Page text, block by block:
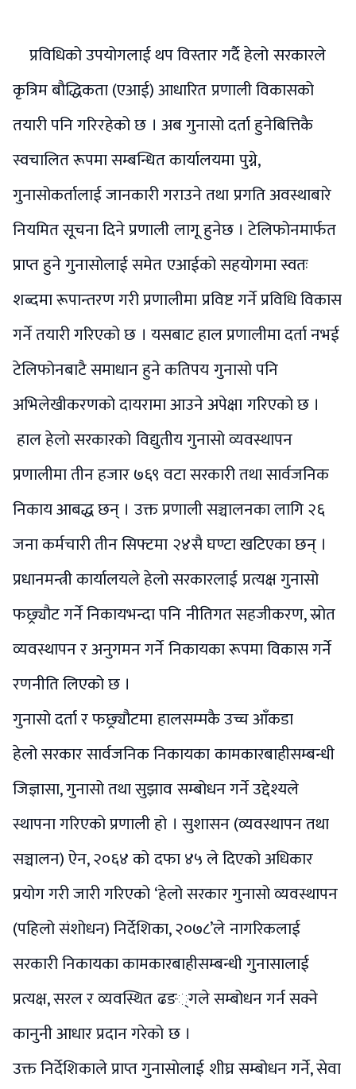
प्रविधिको उपयोगलाई थप विस्तार गर्दै हेलो सरकारले
कृत्रिम बौद्धिकता (एआई) आधारित प्रणाली विकासको
तयारी पनि गरिरहेको छ । अब गुनासो दर्ता हुनेबित्तिकै
स्वचालित रूपमा सम्बन्धित कार्यालयमा पुग्ने,
गुनासोकर्तालाई जानकारी गराउने तथा प्रगति अवस्थाबारे
नियमित सूचना दिने प्रणाली लागू हुनेछ । टेलिफोनमार्फत
प्राप्त हुने गुनासोलाई समेत एआईको सहयोगमा स्वतः
शब्दमा रूपान्तरण गरी प्रणालीमा प्रविष्ट गर्ने प्रविधि विकास
गर्ने तयारी गरिएको छ । यसबाट हाल प्रणालीमा दर्ता नभई
टेलिफोनबाटै समाधान हुने कतिपय गुनासो पनि
अभिलेखीकरणको दायरामा आउने अपेक्षा गरिएको छ ।
हाल हेलो सरकारको विद्युतीय गुनासो व्यवस्थापन
प्रणालीमा तीन हजार ७६९ वटा सरकारी तथा सार्वजनिक
निकाय आबद्ध छन् । उक्त प्रणाली सञ्चालनका लागि २६
जना कर्मचारी तीन सिफ्टमा २४सै घण्टा खटिएका छन् ।
प्रधानमन्त्री कार्यालयले हेलो सरकारलाई प्रत्यक्ष गुनासो
फछ्र्यौट गर्ने निकायभन्दा पनि नीतिगत सहजीकरण, स्रोत
व्यवस्थापन र अनुगमन गर्ने निकायका रूपमा विकास गर्ने
रणनीति लिएको छ ।
गुनासो दर्ता र फछ्र्यौटमा हालसम्मकै उच्च आँकडा
हेलो सरकार सार्वजनिक निकायका कामकारबाहीसम्बन्धी
जिज्ञासा, गुनासो तथा सुझाव सम्बोधन गर्ने उद्देश्यले
स्थापना गरिएको प्रणाली हो । सुशासन (व्यवस्थापन तथा
सञ्चालन) ऐन, २०६४ को दफा ४५ ले दिएको अधिकार
प्रयोग गरी जारी गरिएको ‘हेलो सरकार गुनासो व्यवस्थापन
(पहिलो संशोधन) निर्देशिका, २०७८’ले नागरिकलाई
सरकारी निकायका कामकारबाहीसम्बन्धी गुनासालाई
प्रत्यक्ष, सरल र व्यवस्थित ढङ­्गले सम्बोधन गर्न सक्ने
कानुनी आधार प्रदान गरेको छ ।
उक्त निर्देशिकाले प्राप्त गुनासोलाई शीघ्र सम्बोधन गर्ने, सेवा